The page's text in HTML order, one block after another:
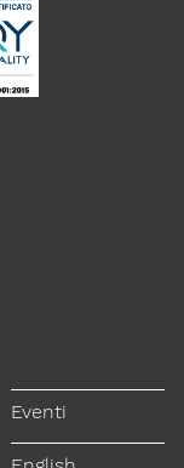
Eventi